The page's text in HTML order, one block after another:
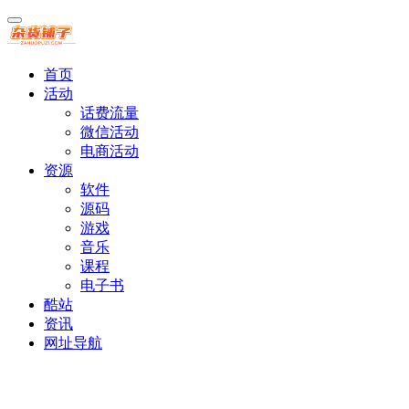
首页
活动
话费流量
微信活动
电商活动
资源
软件
源码
游戏
音乐
课程
电子书
酷站
资讯
网址导航